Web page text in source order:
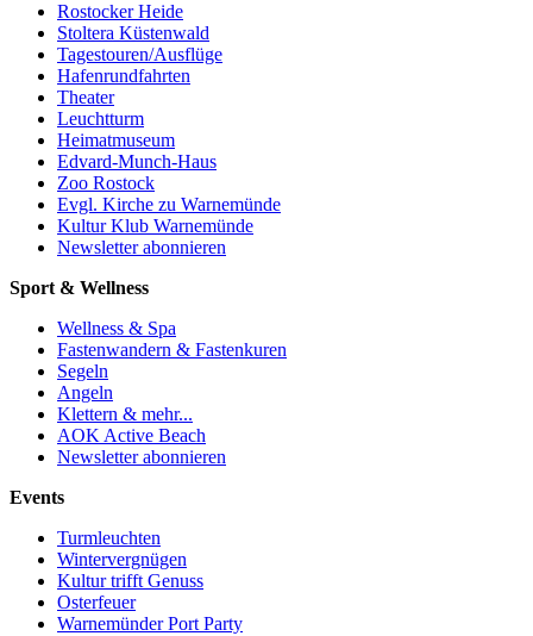
Rostocker Heide
Stoltera Küstenwald
Tagestouren/Ausflüge
Hafenrundfahrten
Theater
Leuchtturm
Heimatmuseum
Edvard-Munch-Haus
Zoo Rostock
Evgl. Kirche zu Warnemünde
Kultur Klub Warnemünde
Newsletter abonnieren
Sport & Wellness
Wellness & Spa
Fastenwandern & Fastenkuren
Segeln
Angeln
Klettern & mehr...
AOK Active Beach
Newsletter abonnieren
Events
Turmleuchten
Wintervergnügen
Kultur trifft Genuss
Osterfeuer
Warnemünder Port Party